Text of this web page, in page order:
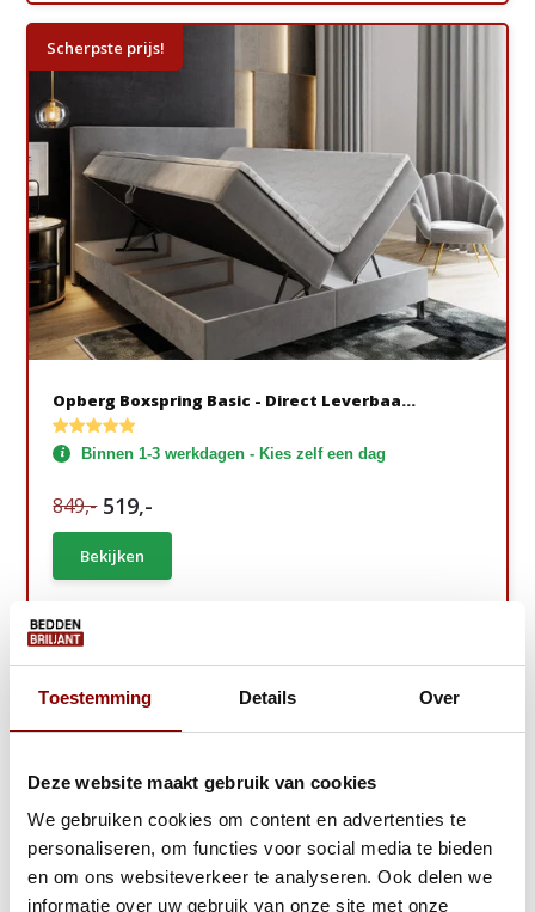
Toestemming Details Over
Deze website maakt gebruik van cookies
We gebruiken cookies om content en advertenties te
personaliseren, om functies voor social media te bieden
en om ons websiteverkeer te analyseren. Ook delen we
informatie over uw gebruik van onze site met onze
Scherpste prijs!
Opberg Boxspring Basic - Direct Leverbaa...
Binnen 1-3 werkdagen - Kies zelf een dag
849,- 519,-
Bekijken
Gratis Lentedeal!